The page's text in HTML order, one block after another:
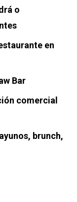
o
en
Bar
comercial
brunch,